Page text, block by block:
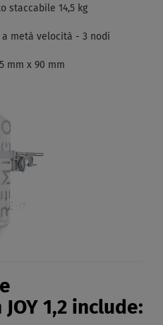
staccabile 14,5 kg
a metà velocità - 3 nodi
mm x 90 mm
1,2 include: